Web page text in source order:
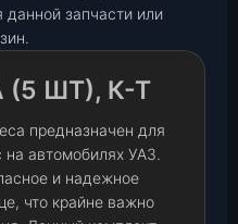
данной запчасти или
(5 ШТ), К-Т
предназначен для
автомобилях УАЗ.
и надежное
что крайне важно